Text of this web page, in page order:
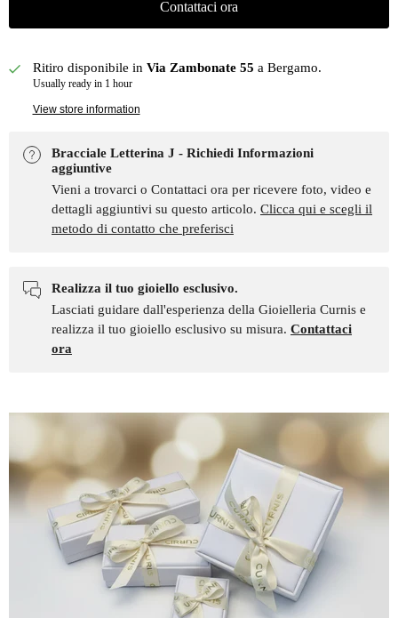
Contattaci ora
Ritiro disponibile in Via Zambonate 55 a Bergamo.
Usually ready in 1 hour
View store information
Bracciale Letterina J - Richiedi Informazioni
aggiuntive
Vieni a trovarci o Contattaci ora per ricevere foto, video e
dettagli aggiuntivi su questo articolo. Clicca qui e scegli il
metodo di contatto che preferisci
Realizza il tuo gioiello esclusivo.
Lasciati guidare dall'esperienza della Gioielleria Curnis e
realizza il tuo gioiello esclusivo su misura. Contattaci
ora